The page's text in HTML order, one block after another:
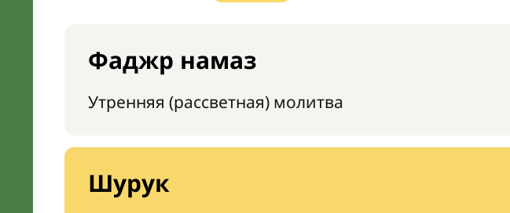
Фаджр намаз
Утренняя (рассветная) молитва
Шурук